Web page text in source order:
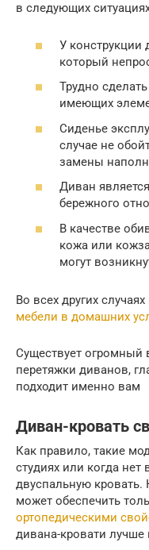
в следующих
У
который
Трудно
имеющих
Сиденье
случае не
замены
Диван
бережного
В качестве
кожа или
могут
Во всех других
мебели в домашних
Существует огромный
перетяжки диванов,
подходит именно вам
Диван-кровать
Как правило, такие
студиях или когда
двуспальную
может обеспечить
ортопедическими
дивана-кровати лучше